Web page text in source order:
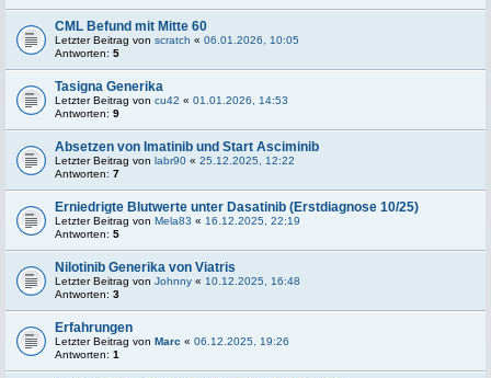
CML Befund mit Mitte 60
Letzter Beitrag von scratch « 06.01.2026, 10:05
Antworten: 5
Tasigna Generika
Letzter Beitrag von cu42 « 01.01.2026, 14:53
Antworten: 9
Absetzen von Imatinib und Start Asciminib
Letzter Beitrag von labr90 « 25.12.2025, 12:22
Antworten: 7
Erniedrigte Blutwerte unter Dasatinib (Erstdiagnose 10/25)
Letzter Beitrag von Mela83 « 16.12.2025, 22:19
Antworten: 5
Nilotinib Generika von Viatris
Letzter Beitrag von Johnny « 10.12.2025, 16:48
Antworten: 3
Erfahrungen
Letzter Beitrag von Marc « 06.12.2025, 19:26
Antworten: 1